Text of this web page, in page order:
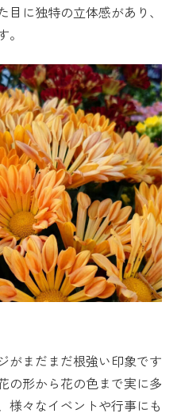
に独特の立体感があり、
がまだまだ根強い印象です
の形から花の色まで実に多
様々なイベントや行事にも